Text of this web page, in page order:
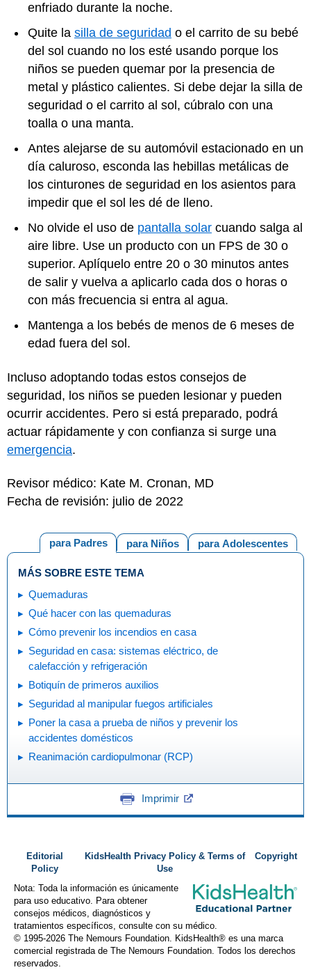
enfriado durante la noche.
Quite la silla de seguridad o el carrito de su bebé
del sol cuando no los esté usando porque los
niños se pueden quemar por la presencia de
metal y plástico calientes. Si debe dejar la silla de
seguridad o el carrito al sol, cúbralo con una
toalla o una manta.
Antes alejarse de su automóvil estacionado en un
día caluroso, esconda las hebillas metálicas de
los cinturones de seguridad en los asientos para
impedir que el sol les dé de lleno.
No olvide el uso de pantalla solar cuando salga al
aire libre. Use un producto con un FPS de 30 o
superior. Aplíquelo entre 20 o 30 minutos antes
de salir y vuelva a aplicarlo cada dos o horas o
con más frecuencia si entra al agua.
Mantenga a los bebés de menos de 6 meses de
edad fuera del sol.
Incluso adoptando todas estos consejos de
seguridad, los niños se pueden lesionar y pueden
ocurrir accidentes. Pero si está preparado, podrá
actuar rápidamente y con confianza si surge una
emergencia.
Revisor médico: Kate M. Cronan, MD
Fecha de revisión: julio de 2022
para Adolescentes
para Niños
para Padres
MÁS SOBRE ESTE TEMA
Quemaduras
Qué hacer con las quemaduras
Cómo prevenir los incendios en casa
Seguridad en casa: sistemas eléctrico, de
calefacción y refrigeración
Botiquín de primeros auxilios
Seguridad al manipular fuegos artificiales
Poner la casa a prueba de niños y prevenir los
accidentes domésticos
Reanimación cardiopulmonar (RCP)
Imprimir
Editorial
Policy
KidsHealth Privacy Policy & Terms of
Use
Copyright
Nota: Toda la información es únicamente
para uso educativo. Para obtener
consejos médicos, diagnósticos y
tratamientos específicos, consulte con su médico.
© 1995-2026 The Nemours Foundation. KidsHealth® es una marca
comercial registrada de The Nemours Foundation. Todos los derechos
reservados.